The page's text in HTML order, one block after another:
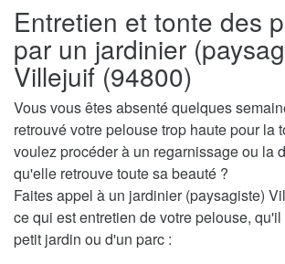
Entretien et tonte des
par un jardinier
Villejuif (94800)
Vous vous êtes absenté quelques
retrouvé votre pelouse trop haute pour la
voulez procéder à un regarnissage ou la
qu'elle retrouve toute sa beauté ?
Faites appel à un jardinier (paysagiste)
ce qui est entretien de votre pelouse,
petit jardin ou d'un parc :